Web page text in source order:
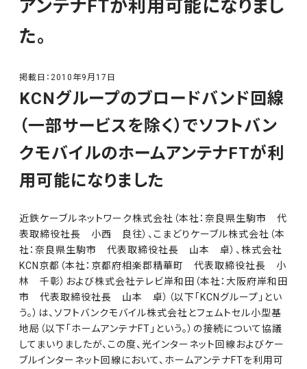
アンテナFTが利用可能になりまし
た。
掲載日： 2010年9月17日
KCNグループのブロードバンド回線
（一部サービスを除く）でソフトバン
クモバイルのホームアンテナFTが利
用可能になりました
近鉄ケーブルネットワーク株式会社（本社：奈良県生駒市 代
表取締役社長 小西 良往）、こまどりケーブル株式会社（本
社：奈良県生駒市 代表取締役社長 山本 卓）、株式会社
KCN京都（本社：京都府相楽郡精華町 代表取締役社長 小
林 千彰）および株式会社テレビ岸和田（本社：大阪府岸和田
市 代表取締役社長 山本 卓）（以下「KCNグループ」とい
う。）は、ソフトバンクモバイル株式会社とフェムトセル小型基
地局（以下「ホームアンテナFT」という。）の接続について協議
してまいりましたが、この度、光インターネット回線およびケー
ブルインターネット回線において、ホームアンテナFTを利用可